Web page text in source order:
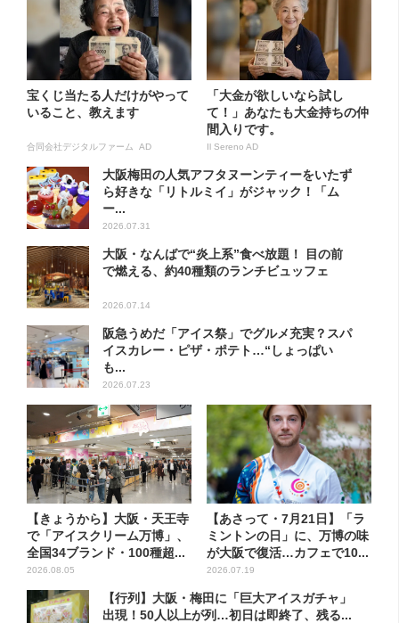
宝くじ当たる人だけがやって
いること、教えます
合同会社デジタルファーム AD
「大金が欲しいなら試し
て！」あなたも大金持ちの仲
間入りです。
Il Sereno AD
大阪梅田の人気アフタヌーンティーをいたず
ら好きな「リトルミイ」がジャック！「ム
ー...
2026.07.31
大阪・なんばで“炎上系”食べ放題！ 目の前
で燃える、約40種類のランチビュッフェ
2026.07.14
阪急うめだ「アイス祭」でグルメ充実？スパ
イスカレー・ピザ・ポテト…“しょっぱい
も...
2026.07.23
【きょうから】大阪・天王寺
で「アイスクリーム万博」、
全国34ブランド・100種超...
2026.08.05
【あさって・7月21日】「ラ
ミントンの日」に、万博の味
が大阪で復活…カフェで10...
2026.07.19
【行列】大阪・梅田に「巨大アイスガチャ」
出現！50人以上が列…初日は即終了、残る...